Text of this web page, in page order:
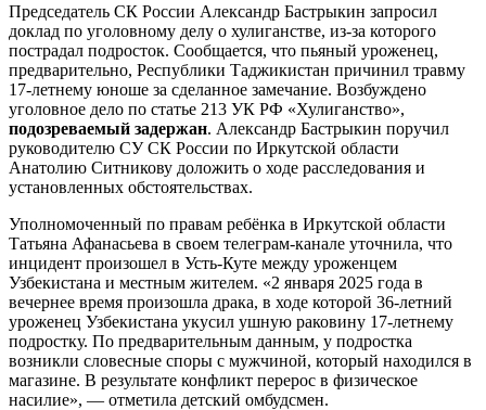
Председатель СК России Александр Бастрыкин запросил
доклад по уголовному делу о хулиганстве, из-за которого
пострадал подросток. Сообщается, что пьяный уроженец,
предварительно, Республики Таджикистан причинил травму
17-летнему юноше за сделанное замечание. Возбуждено
уголовное дело по статье 213 УК РФ «Хулиганство»,
подозреваемый задержан. Александр Бастрыкин поручил
руководителю СУ СК России по Иркутской области
Анатолию Ситникову доложить о ходе расследования и
установленных обстоятельствах.
Уполномоченный по правам ребёнка в Иркутской области
Татьяна Афанасьева в своем телеграм-канале уточнила, что
инцидент произошел в Усть-Куте между уроженцем
Узбекистана и местным жителем. «2 января 2025 года в
вечернее время произошла драка, в ходе которой 36-летний
уроженец Узбекистана укусил ушную раковину 17-летнему
подростку. По предварительным данным, у подростка
возникли словесные споры с мужчиной, который находился в
магазине. В результате конфликт перерос в физическое
насилие», — отметила детский омбудсмен.